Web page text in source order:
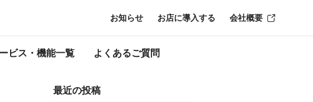
ビス・機能一覧 よくあるご質問
お知らせ お店に導入する 会社概要
最近の投稿